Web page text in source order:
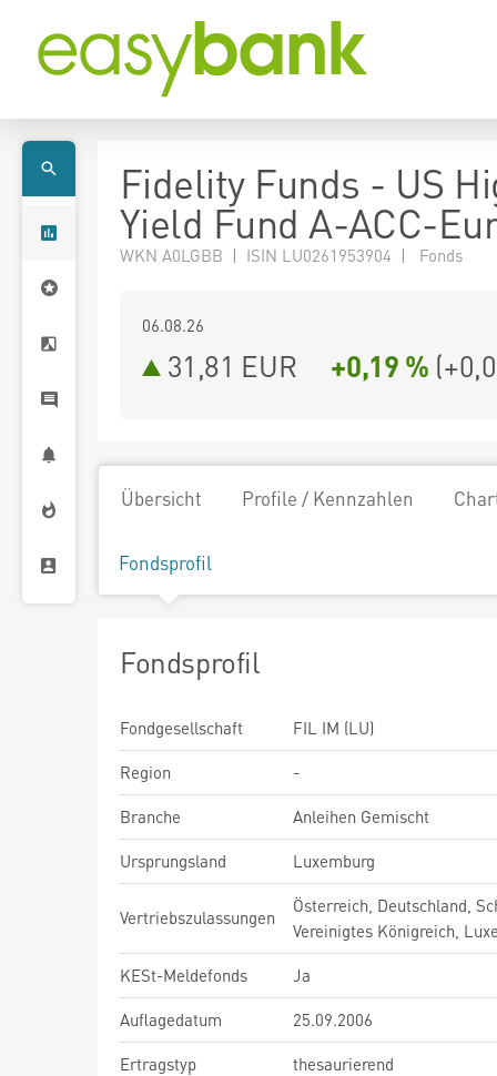
Fidelity Funds - US
Yield Fund A-ACC-
WKN A0LGBB | ISIN LU0261953904 | Fonds
06.08.26
31,81 EUR +0,19 % (
Übersicht Profile / Kennzahlen
Fondsprofil
Fondsprofil
Fondgesellschaft
FIL IM (LU)
Region
-
Branche
Anleihen Gemischt
Ursprungsland
Luxemburg
Vertriebszulassungen
Österreich, Deutschland,
Vereinigtes Königreich,
KESt-Meldefonds
Ja
Auflagedatum
25.09.2006
Ertragstyp
thesaurierend